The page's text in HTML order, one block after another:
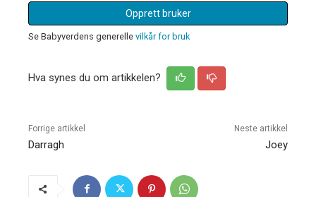
Opprett bruker
Se Babyverdens generelle vilkår for bruk
Hva synes du om artikkelen?
Forrige artikkel
Darragh
Neste artikkel
Joey